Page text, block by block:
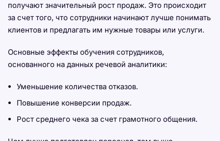
получают значительный рост продаж. Это происходит
за счет того, что сотрудники начинают лучше понимать
клиентов и предлагать им нужные товары или услуги.
Основные эффекты обучения сотрудников,
основанного на данных речевой аналитики:
Уменьшение количества отказов.
Повышение конверсии продаж.
Рост среднего чека за счет грамотного общения.